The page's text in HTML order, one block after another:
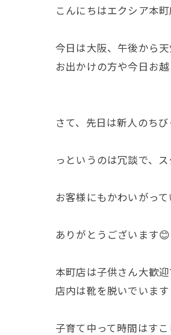
こんにちはエクシア本町
今日は大阪、午後から天
お出かけの方や今日お
さて、先日は新人のち
っというのは冗談で、
お客様にもかわいがっ
ありがとうございます😊
本町店は子供さん大歓迎
店内は靴を脱いでいま
子育て中って時間はす